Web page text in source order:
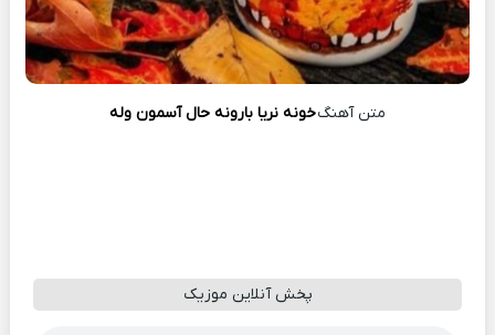
متن آهنگخونه نریا بارونه حال آسمون وله
پخش آنلاین موزیک